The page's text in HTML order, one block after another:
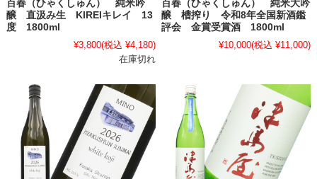
百春（ひゃくしゅん） 純米吟
醸 直汲み生 KIREIキレイ 13
度 1800ml
¥3,800(税込 ¥4,180)
在庫切れ
百春（ひゃくしゅん） 純米大吟
醸 槽搾り 令和8年全国新酒鑑
評会 金賞受賞酒 1800ml
¥10,000(税込 ¥11,000)